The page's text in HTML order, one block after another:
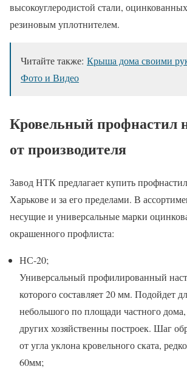
высокоуглеродистой стали,
резиновым уплотнителем.
Читайте также: Крыша дома своими
Фото и Видео
Кровельный профнастил
от производителя
Завод НТК предлагает купить
Харькове и за его пределами. В
несущие и универсальные марки
окрашенного профлиста:
НС-20;
Универсальный профилированный
которого составляет 20 мм. Подойдет
небольшого по площади частного дома,
других хозяйственны построек. Шаг
от угла уклона кровельного ската,
60мм;